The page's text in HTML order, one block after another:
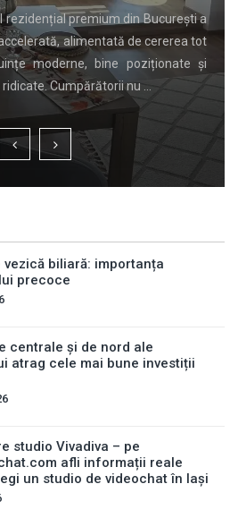
rezidențial premium din București a
alimentată de cererea tot
moderne, bine poziționate și
Cumpărătorii nu …
vezică biliară: importanța
precoce
centrale și de nord ale
atrag cele mai bune investiții
studio Vivadiva – pe
afli informații reale
un studio de videochat în Iași